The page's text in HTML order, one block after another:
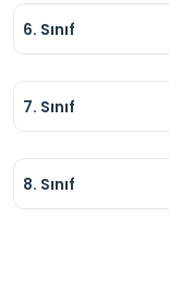
6. Sınıf
7. Sınıf
8. Sınıf